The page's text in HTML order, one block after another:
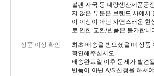
볼펜 자국 등 대량생산제품공
지 않은 부분은 브랜드 사에서
이 이상이 아닌 자연스러운 현
로 인한 교환/반품은 불가합니
상품 이상 확인
최초 배송을 받으셨을 때 상품
확인해주십시오.
배송완료일 이후 문제가 발견
반품이 아닌 A/S 신청을 하셔